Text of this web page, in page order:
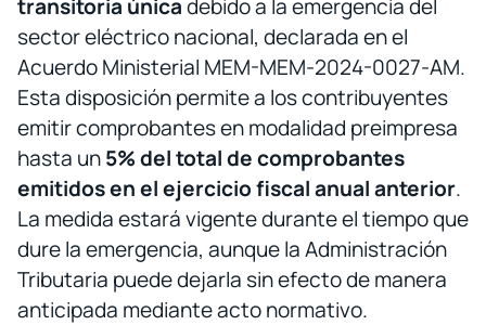
transitoria únicadebido a la emergencia del
sector eléctrico nacional, declarada en el
Acuerdo Ministerial MEM-MEM-2024-0027-AM.
Esta disposición permite a los contribuyentes
emitir comprobantes en modalidad preimpresa
hasta un5% del total de comprobantes
emitidos en el ejercicio fiscal anual anterior.
La medida estará vigente durante el tiempo que
dure la emergencia, aunque la Administración
Tributaria puede dejarla sin efecto de manera
anticipada mediante acto normativo.